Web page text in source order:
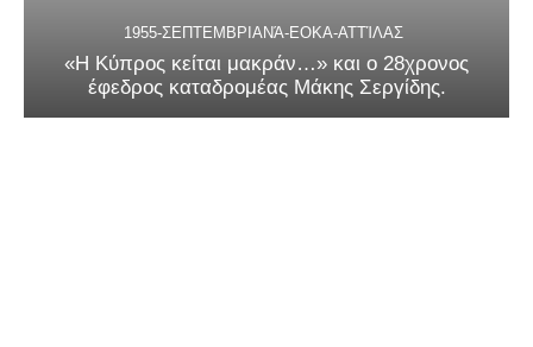
1955-ΣΕΠΤΕΜΒΡΙΑΝΆ-ΕΟΚΑ-ΑΤΤΊΛΑΣ
«Η Κύπρος κείται μακράν…» και ο 28χρονος
έφεδρος καταδρομέας Μάκης Σεργίδης.